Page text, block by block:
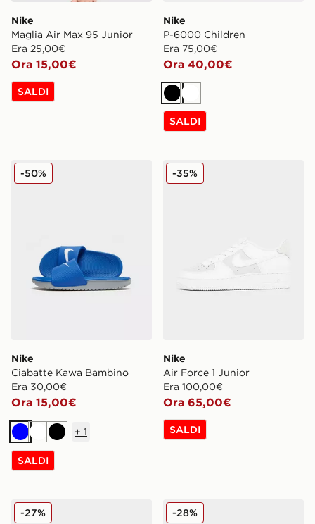
Nike
Maglia Air Max 95 Junior
Era 25,00€
Ora 15,00€
SALDI
Nike
P-6000 Children
Era 75,00€
Ora 40,00€
NeroBianco
SALDI
Nike Ciabatte Kawa Bambino
Nike
Ciabatte Kawa Bambino
Era 30,00€
Ora 15,00€
-50%
BluBianco
Nero
+ 1
SALDI
Nike Air Force 1 Junior
Nike
Air Force 1 Junior
Era 100,00€
Ora 65,00€
-35%
SALDI
Nike P-6000 Junior
-27% Nike Dunk Low Bambino
-28%